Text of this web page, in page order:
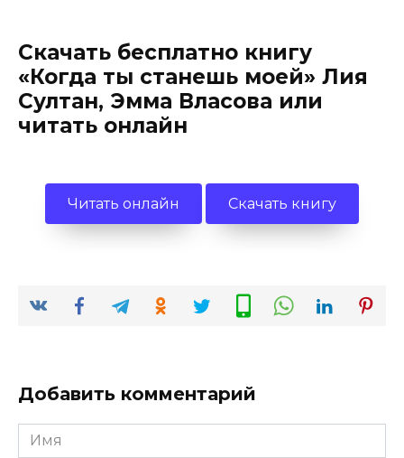
Скачать бесплатно книгу
«Когда ты станешь моей» Лия
Султан, Эмма Власова или
читать онлайн
Читать онлайн Скачать книгу
Добавить комментарий
Имя
*